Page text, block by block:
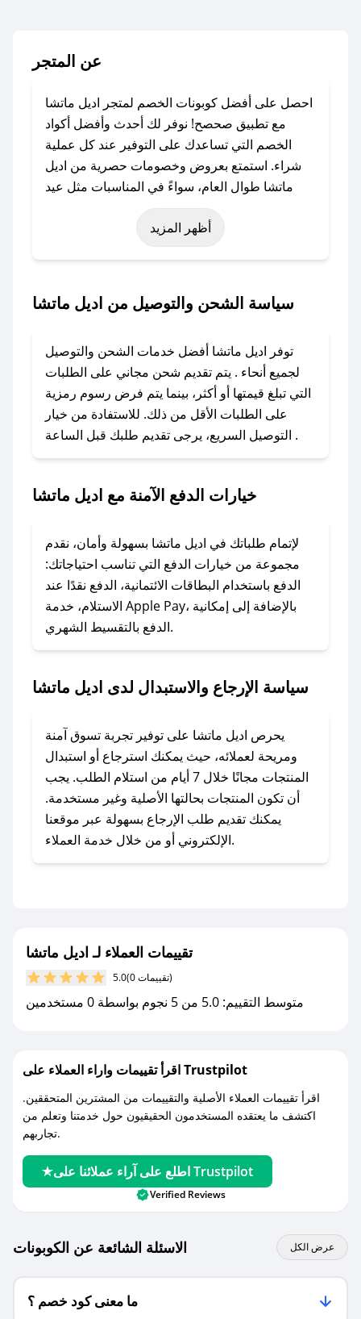
عن المتجر
احصل على أفضل كوبونات الخصم لمتجر اديل ماتشا
مع تطبيق صحصح! نوفر لك أحدث وأفضل أكواد
الخصم التي تساعدك على التوفير عند كل عملية
شراء. استمتع بعروض وخصومات حصرية من اديل
ماتشا طوال العام، سواءً في المناسبات مثل عيد
الفطر، عيد الأضحى، الجمعة البيضاء (شهر نوفمبر)،
رمضان، اليوم الوطني، يوم التأسيس، أو حتى عروض
باستخدام تطبيق صحصح، يمكنك العثور بسهولة على
تواصل معنا عبر تويتر أو البريد الإلكتروني لإضافته
بسرعة.
### كيفية استخدام كود خصم اديل ماتشا؟
1. انسخ كود الخصم من تطبيق صحصح.
2. الصقه في خانة الدفع عند التسوق من اديل ماتشا.
### ماذا أفعل إذا لم يعمل كود الخصم؟
الرسائل الخاصة على تويتر أو البريد الإلكتروني،
وسنقوم بحل المشكلة في أسرع وقت ممكن.
### ماذا أفعل إذا لم أجد كود خصم لمتجري
المفضل؟
في حال عدم توفر كوبونات لمتجرك المفضل، يمكنك
أسرع وقت ممكن.
### كيف تحصل على كوبونات خصم حصرية من
اديل ماتشا؟
للحصول على كوبونات وخصومات حصرية، قم بما
يلي:
- اضغط على أيقونة متابعة لمتجر اديل ماتشا في
تطبيق صحصح.
مع صحصح، تسوق بذكاء ووفّر على كل مشترياتك مع
أظهر المزيد
سياسة الشحن والتوصيل من اديل ماتشا
توفر اديل ماتشا أفضل خدمات الشحن والتوصيل
لجميع أنحاء . يتم تقديم شحن مجاني على الطلبات
التي تبلغ قيمتها أو أكثر، بينما يتم فرض رسوم رمزية
على الطلبات الأقل من ذلك. للاستفادة من خيار
التوصيل السريع، يرجى تقديم طلبك قبل الساعة .
خيارات الدفع الآمنة مع اديل ماتشا
لإتمام طلباتك في اديل ماتشا بسهولة وأمان، نقدم
مجموعة من خيارات الدفع التي تناسب احتياجاتك:
الدفع باستخدام البطاقات الائتمانية، الدفع نقدًا عند
الاستلام، خدمة Apple Pay، بالإضافة إلى إمكانية
الدفع بالتقسيط الشهري.
سياسة الإرجاع والاستبدال لدى اديل ماتشا
يحرص اديل ماتشا على توفير تجربة تسوق آمنة
ومريحة لعملائه، حيث يمكنك استرجاع أو استبدال
المنتجات مجانًا خلال 7 أيام من استلام الطلب. يجب
أن تكون المنتجات بحالتها الأصلية وغير مستخدمة.
يمكنك تقديم طلب الإرجاع بسهولة عبر موقعنا
الإلكتروني أو من خلال خدمة العملاء.
تقييمات العملاء لـ اديل ماتشا
5.0 (0 تقييمات)
متوسط التقييم: 5.0 من 5 نجوم بواسطة 0 مستخدمين
اقرأ تقييمات واراء العملاء على Trustpilot
اقرأ تقييمات العملاء الأصلية والتقييمات من المشترين المتحققين.
اكتشف ما يعتقده المستخدمون الحقيقيون حول خدمتنا وتعلم من
تجاربهم.
اطلع على آراء عملائنا على Trustpilot
Verified Reviews
الاسئلة الشائعة عن الكوبونات عرض الكل
ما معنى كود خصم ؟